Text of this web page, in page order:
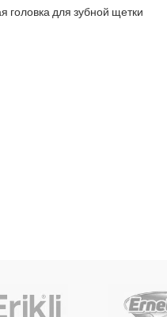
головка для зубной щетки